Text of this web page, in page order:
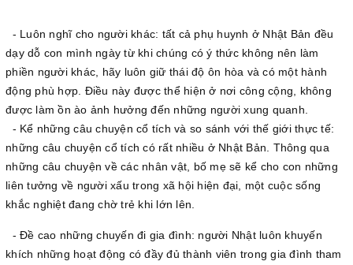
- Luôn nghĩ cho người khác: tất cả phụ huynh ở Nhật Bản đều
dạy dỗ con mình ngày từ khi chúng có ý thức không nên làm
phiền người khác, hãy luôn giữ thái độ ôn hòa và có một hành
động phù hợp. Điều này được thể hiện ở nơi công cộng, không
được làm ồn ào ảnh hưởng đến những người xung quanh.
- Kể những câu chuyện cổ tích và so sánh với thế giới thực tế:
những câu chuyện cổ tích có rất nhiều ở Nhật Bản. Thông qua
những câu chuyện về các nhân vật, bố mẹ sẽ kể cho con những
liên tưởng về người xấu trong xã hội hiện đại, một cuộc sống
khắc nghiệt đang chờ trẻ khi lớn lên.
- Đề cao những chuyến đi gia đình: người Nhật luôn khuyến
khích những hoạt động có đầy đủ thành viên trong gia đình tham